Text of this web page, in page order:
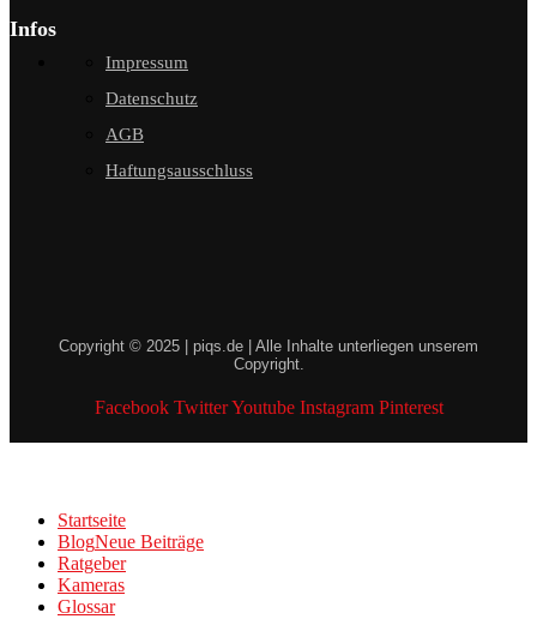
Infos
Impressum
Datenschutz
AGB
Haftungsausschluss
Copyright © 2025 | piqs.de | Alle Inhalte unterliegen unserem
Copyright.
Facebook Twitter Youtube Instagram Pinterest
Startseite
BlogNeue Beiträge
Ratgeber
Kameras
Glossar